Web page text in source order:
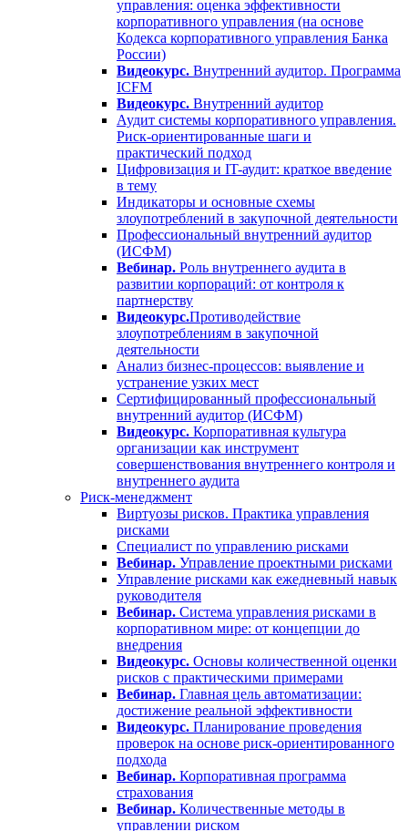
управления: оценка эффективности
корпоративного управления (на основе
Кодекса корпоративного управления Банка
России)
Видеокурс. Внутренний аудитор. Программа
ICFM
Видеокурс. Внутренний аудитор
Аудит системы корпоративного управления.
Риск-ориентированные шаги и
практический подход
Цифровизация и IT-аудит: краткое введение
в тему
Индикаторы и основные схемы
злоупотреблений в закупочной деятельности
Профессиональный внутренний аудитор
(ИСФМ)
Вебинар. Роль внутреннего аудита в
развитии корпораций: от контроля к
партнерству
Видеокурс.Противодействие
злоупотреблениям в закупочной
деятельности
Анализ бизнес-процессов: выявление и
устранение узких мест
Сертифицированный профессиональный
внутренний аудитор (ИСФМ)
Видеокурс. Корпоративная культура
организации как инструмент
совершенствования внутреннего контроля и
внутреннего аудита
Риск-менеджмент
Виртуозы рисков. Практика управления
рисками
Специалист по управлению рисками
Вебинар. Управление проектными рисками
Управление рисками как ежедневный навык
руководителя
Вебинар. Система управления рисками в
корпоративном мире: от концепции до
внедрения
Видеокурс. Основы количественной оценки
рисков с практическими примерами
Вебинар. Главная цель автоматизации:
достижение реальной эффективности
Видеокурс. Планирование проведения
проверок на основе риск-ориентированного
подхода
Вебинар. Корпоративная программа
страхования
Вебинар. Количественные методы в
управлении риском